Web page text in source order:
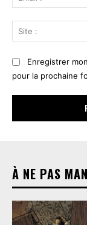
Enregistrer
pour la prochaine
À NE PAS